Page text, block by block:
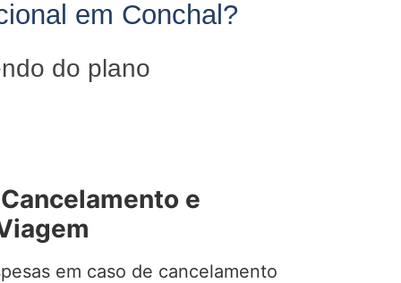
em Conchal?
do plano
e
em caso de cancelamento